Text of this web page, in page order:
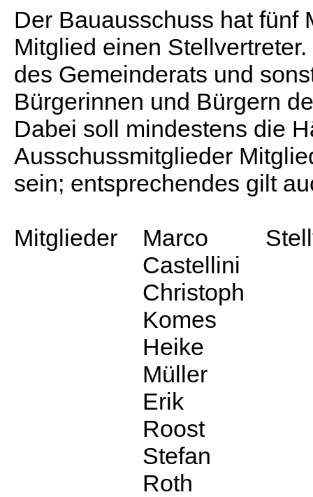
Der Bauausschuss hat fünf
Mitglied einen
des Gemeinderats und
Bürgerinnen und Bürgern
Dabei soll mindestens die
Ausschussmitglieder
sein; entsprechendes gilt
Mitglieder Marco
Castellini
Christoph
Komes
Heike
Müller
Erik
Roost
Stefan
Roth